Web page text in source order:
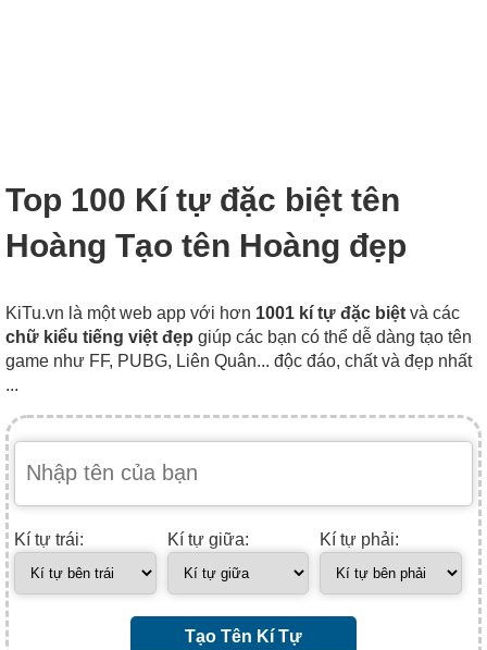
Top 100 Kí tự đặc biệt tên
Hoàng Tạo tên Hoàng đẹp
KiTu.vn là một web app với hơn 1001 kí tự đặc biệt và các
chữ kiểu tiếng việt đẹp giúp các bạn có thể dễ dàng tạo tên
game như FF, PUBG, Liên Quân... độc đáo, chất và đẹp nhất
...
Kí tự trái: Kí tự giữa: Kí tự phải:
Tạo Tên Kí Tự